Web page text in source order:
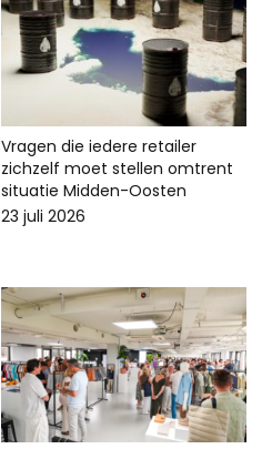
Vragen die iedere retailer
zichzelf moet stellen omtrent
situatie Midden-Oosten
23 juli 2026